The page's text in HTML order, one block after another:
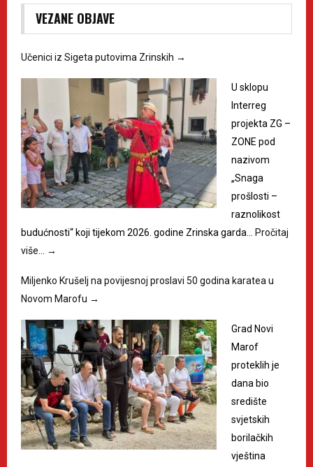
VEZANE OBJAVE
Učenici iz Sigeta putovima Zrinskih →
U sklopu
Interreg
projekta ZG –
ZONE pod
nazivom
„Snaga
prošlosti –
raznolikost
budućnosti“ koji tijekom 2026. godine Zrinska garda…
Pročitaj
više…
→
Miljenko Krušelj na povijesnoj proslavi 50 godina karatea u
Novom Marofu →
Grad Novi
Marof
proteklih je
dana bio
središte
svjetskih
borilačkih
vještina